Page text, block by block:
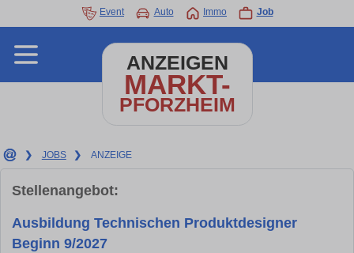
Event Auto Immo Job
ANZEIGEN
MARKT-
PFORZHEIM
❯ JOBS ❯ ANZEIGE
Stellenangebot:
Ausbildung Technischen Produktdesigner
Beginn 9/2027